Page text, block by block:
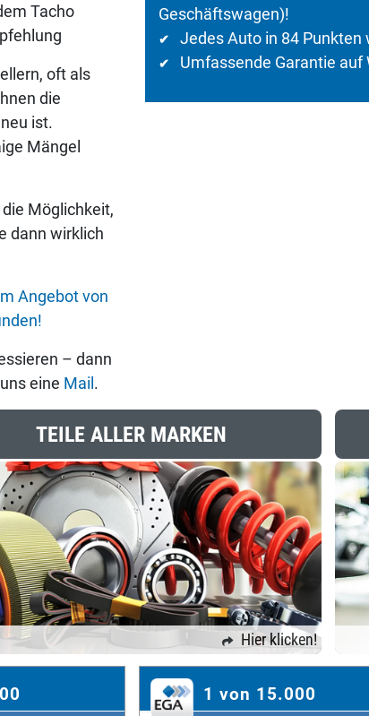
Tacho
oft als
die
ist.
Mängel
Möglichkeit,
dann wirklich
Angebot von
– dann
eine Mail .
Geschäftswagen)!
✔ Jedes Auto in 84
✔ Umfassende Garantie auf
TEILE ALLER MARKEN
Hier klicken!
1 von 15.000